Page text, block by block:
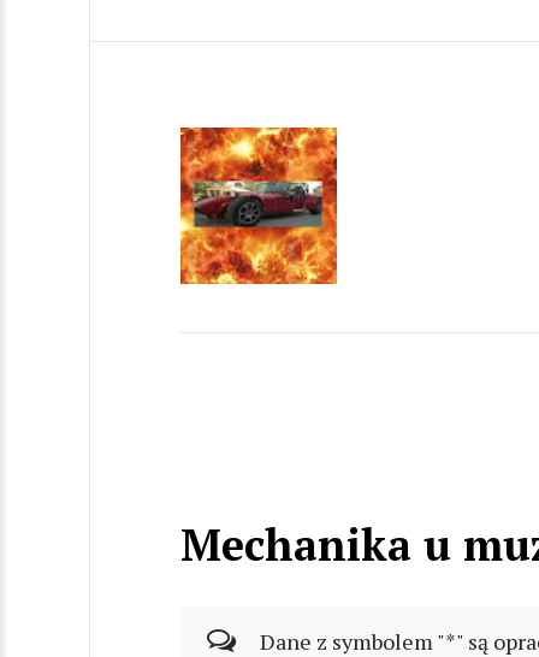
Mechanika u
Dane z symbolem "*" są